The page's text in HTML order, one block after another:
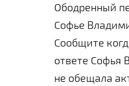
Ободренный
Софье
Сообщите
ответе Софья
не обещала